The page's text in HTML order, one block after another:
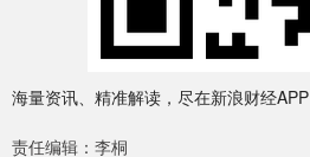
海量资讯、精准解读，尽在新浪财经APP
责任编辑：李桐